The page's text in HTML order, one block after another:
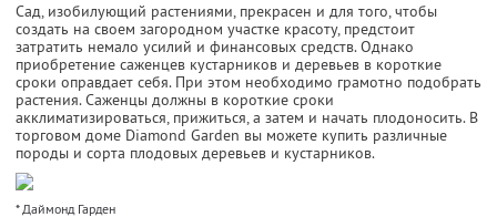
Сад, изобилующий растениями, прекрасен и для того, чтобы
создать на своем загородном участке красоту, предстоит
затратить немало усилий и финансовых средств. Однако
приобретение саженцев кустарников и деревьев в короткие
сроки оправдает себя. При этом необходимо грамотно подобрать
растения. Саженцы должны в короткие сроки
акклиматизироваться, прижиться, а затем и начать плодоносить. В
торговом доме Diamond Garden вы можете купить различные
породы и сорта плодовых деревьев и кустарников.
* Даймонд Гарден